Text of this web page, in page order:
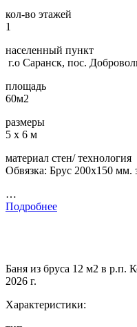
кол-во этажей
1
населенный пункт
г.о Саранск, пос.
площадь
60м2
размеры
5 х 6 м
материал стен/ технология
Обвязка: Брус 200х150 мм.
…
Подробнее
Баня из бруса 12 м2 в р.п.
2026 г.
Характеристики: